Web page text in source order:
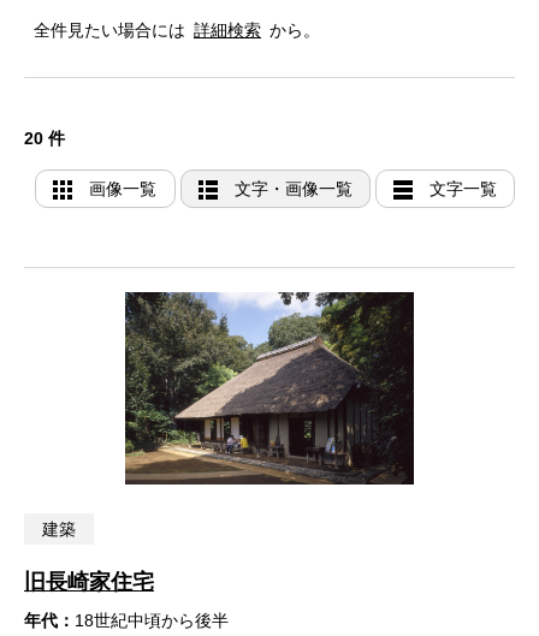
全件見たい場合には 詳細検索 から。
20 件
画像一覧 文字・画像一覧 文字一覧
建築
旧長崎家住宅
年代： 18世紀中頃から後半